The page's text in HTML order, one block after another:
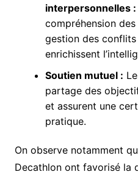
interpersonnelles :
compréhension
gestion des
enrichissent
Soutien mutuel :
partage des
et assurent une
pratique.
On observe notamment
Decathlon ont favorisé la